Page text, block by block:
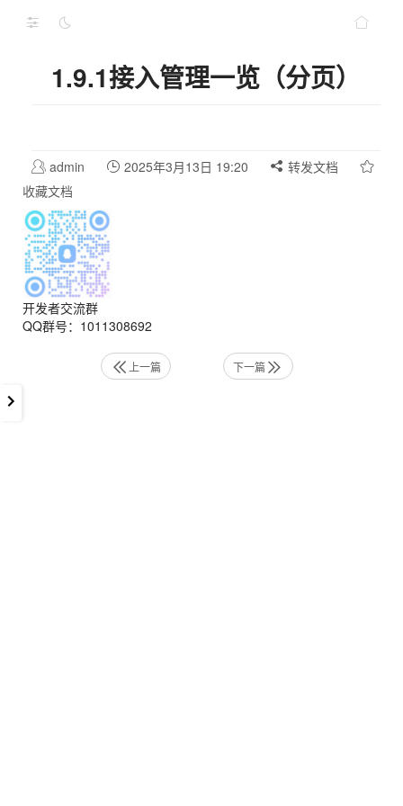
1.9.1接入管理一览（分页）
admin 2025年3月13日 19:20
转发文档
收藏文档
开发者交流群
QQ群号：1011308692
上一篇 下一篇